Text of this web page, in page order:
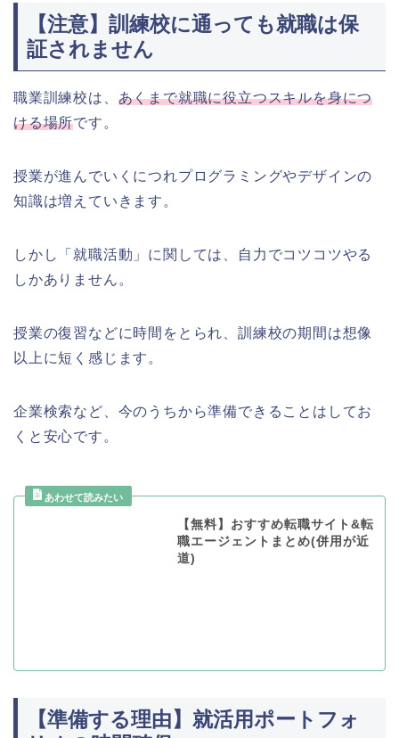
【注意】訓練校に通っても就職は保
証されません
職業訓練校は、 あくまで就職に役立つスキルを身につ
ける場所です。
授業が進んでいくにつれプログラミングやデザインの
知識は増えていきます。
しかし「就職活動」に関しては、自力でコツコツやる
しかありません。
授業の復習などに時間をとられ、訓練校の期間は想像
以上に短く感じます。
企業検索など、今のうちから準備できることはしてお
くと安心です。
【無料】おすすめ転職サイト&転
職エージェントまとめ(併用が近
道)
【準備する理由】就活用ポートフォ